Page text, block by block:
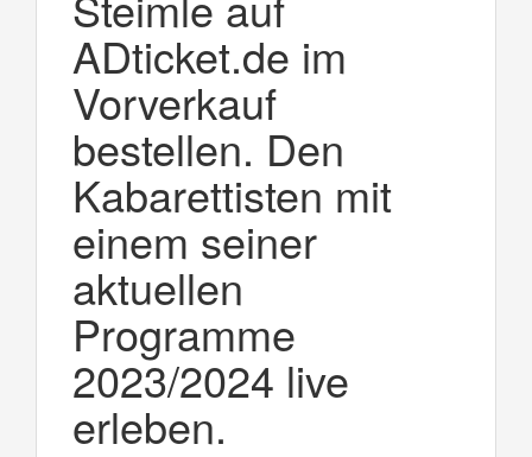
ADticket.de im
Vorverkauf
bestellen. Den
Kabarettisten mit
einem seiner
aktuellen
Programme
2023/2024 live
erleben.